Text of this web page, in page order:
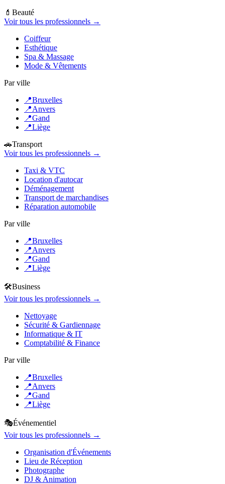
💄 Beauté
Voir tous les professionnels →
Coiffeur
Esthétique
Spa & Massage
Mode & Vêtements
Par ville
📍Bruxelles
📍Anvers
📍Gand
📍Liège
🚗Transport
Voir tous les professionnels →
Taxi & VTC
Location d'autocar
Déménagement
Transport de marchandises
Réparation automobile
Par ville
📍Bruxelles
📍Anvers
📍Gand
📍Liège
🛠️Business
Voir tous les professionnels →
Nettoyage
Sécurité & Gardiennage
Informatique & IT
Comptabilité & Finance
Par ville
📍Bruxelles
📍Anvers
📍Gand
📍Liège
🎭Événementiel
Voir tous les professionnels →
Organisation d'Événements
Lieu de Réception
Photographe
DJ & Animation